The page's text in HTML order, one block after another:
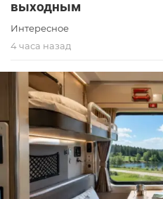
выходным
Интересное
4 часа назад